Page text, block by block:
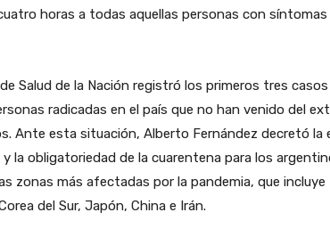
horas a todas aquellas personas con
Salud de la Nación registró los primeros tres
radicadas en el país que no han venido del
Ante esta situación, Alberto Fernández decretó la
la obligatoriedad de la cuarentena para los
zonas más afectadas por la pandemia, que
del Sur, Japón, China e Irán.